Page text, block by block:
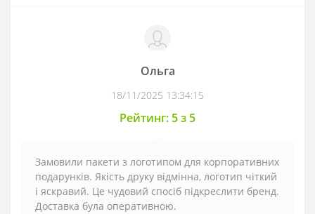
Ольга
18/11/2025 13:34:15
Рейтинг: 5 з 5
Замовили пакети з логотипом для корпоративних
подарунків. Якість друку відмінна, логотип чіткий
і яскравий. Це чудовий спосіб підкреслити бренд.
Доставка була оперативною.